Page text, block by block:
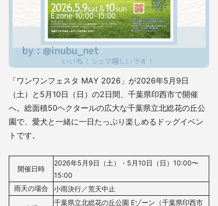
「ワンワンフェスタ MAY 2026」が2026年5月9日
（土）と5月10日（日）の2日間、千葉県印西市で開催
へ。 総面積50ヘクタールの広大な千葉県立北総花の丘公
園で、 愛犬と一緒に一日たっぷり楽しめる ドッグイベン
トです。
開催日時
2026年5月9日（土）・5月10日（日） 10:00〜
15:00
雨天の場合
小雨決行／荒天中止
千葉県立北総花の丘公園 Eゾーン（千葉県印西市